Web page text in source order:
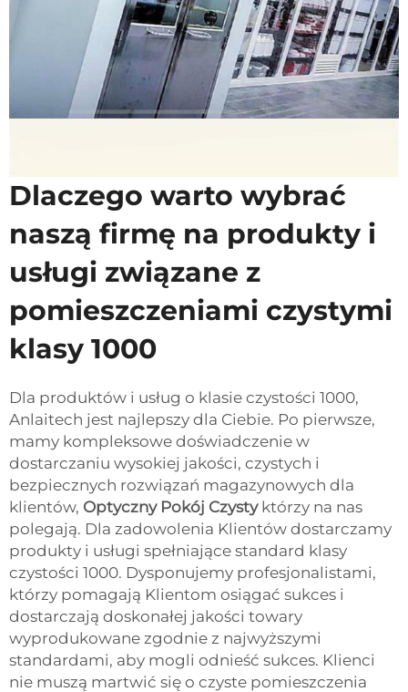
Dlaczego warto wybrać
naszą firmę na produkty i
usługi związane z
pomieszczeniami czystymi
klasy 1000
Dla produktów i usług o klasie czystości 1000,
Anlaitech jest najlepszy dla Ciebie. Po pierwsze,
mamy kompleksowe doświadczenie w
dostarczaniu wysokiej jakości, czystych i
bezpiecznych rozwiązań magazynowych dla
klientów, Optyczny Pokój Czysty którzy na nas
polegają. Dla zadowolenia Klientów dostarczamy
produkty i usługi spełniające standard klasy
czystości 1000. Dysponujemy profesjonalistami,
którzy pomagają Klientom osiągać sukces i
dostarczają doskonałej jakości towary
wyprodukowane zgodnie z najwyższymi
standardami, aby mogli odnieść sukces. Klienci
nie muszą martwić się o czyste pomieszczenia